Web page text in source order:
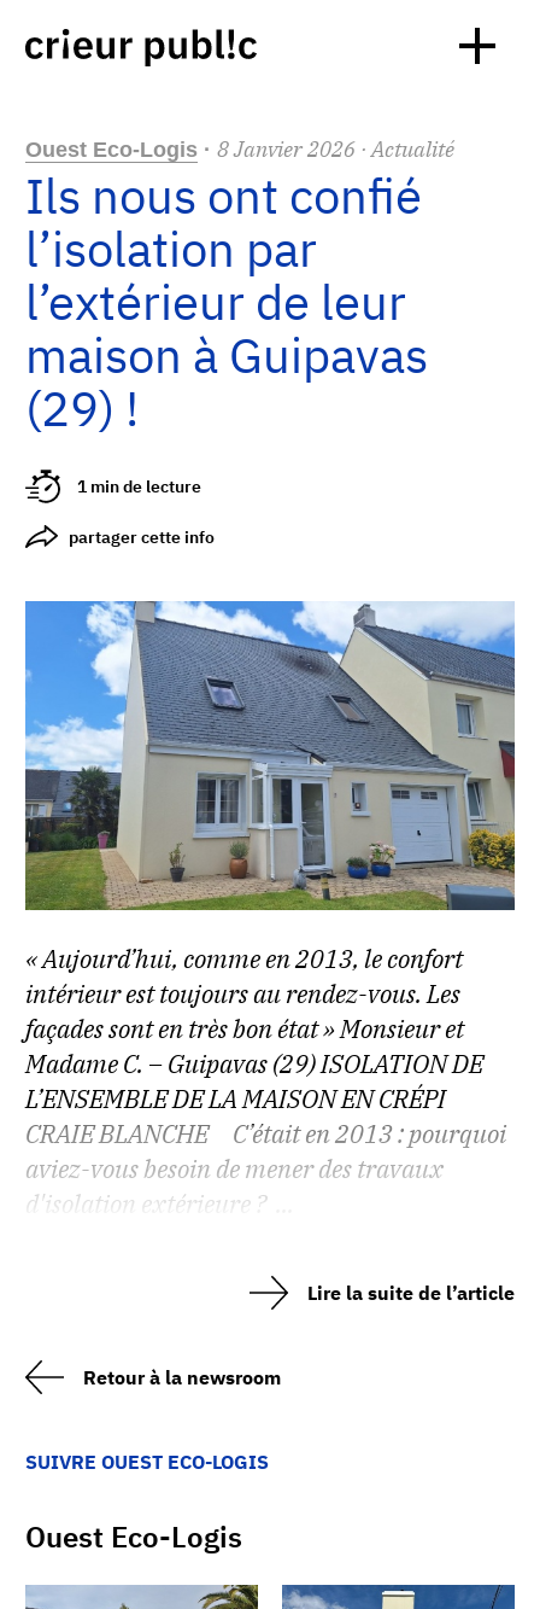
Ouest Eco-Logis · 8Janvier2026 · Actualité
Ils nous ont confié
l’isolation par
l’extérieur de leur
maison à Guipavas
(29) !
1 min de lecture
partager cette info
« Aujourd’hui, comme en 2013, le confort
intérieur est toujours au rendez-vous. Les
façades sont en très bon état » Monsieur et
Madame C. – Guipavas (29) ISOLATION DE
L’ENSEMBLE DE LA MAISON EN CRÉPI
CRAIE BLANCHE C’était en 2013 : pourquoi
aviez-vous besoin de mener des travaux
d'isolation extérieure ? ...
Lire la suite de l’article
Retour à la newsroom
SUIVRE OUEST ECO-LOGIS
Ouest Eco-Logis